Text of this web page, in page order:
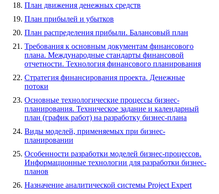
План движения денежных средств
План прибылей и убытков
План распределения прибыли. Балансовый план
Требования к основным документам финансового
плана. Международные стандарты финансовой
отчетности. Технология финансового планирования
Стратегия финансирования проекта. Денежные
потоки
Основные технологические процессы бизнес-
планирования. Техническое задание и календарный
план (график работ) на разработку бизнес-плана
Виды моделей, применяемых при бизнес-
планировании
Особенности разработки моделей бизнес-процессов.
Информационные технологии для разработки бизнес-
планов
Назначение аналитической системы Project Expert